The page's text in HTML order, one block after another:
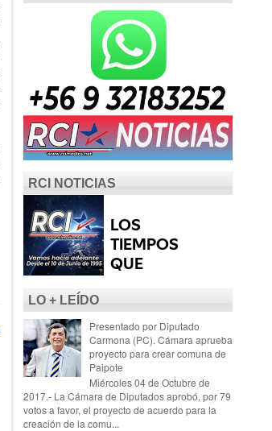
RCI NOTICIAS
LO + LEÍDO
Presentado por Diputado
Carmona (PC). Cámara aprueba
proyecto para crear comuna de
Paipote
Miércoles 04 de Octubre de
2017.- La Cámara de Diputados aprobó, por 79
votos a favor, el proyecto de acuerdo para la
creación de la comu...